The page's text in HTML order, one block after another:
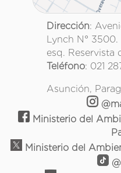
Dirección:
Lynch N° 3500.
esq. Reservista
Teléfono: 021
Asunción,
Ministerio del
Ministerio del